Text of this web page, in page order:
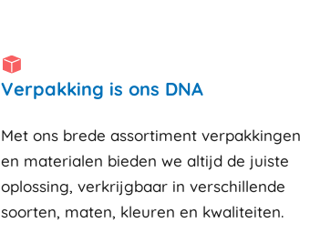
Verpakking is ons DNA
Met ons brede assortiment verpakkingen
en materialen bieden we altijd de juiste
oplossing, verkrijgbaar in verschillende
soorten, maten, kleuren en kwaliteiten.